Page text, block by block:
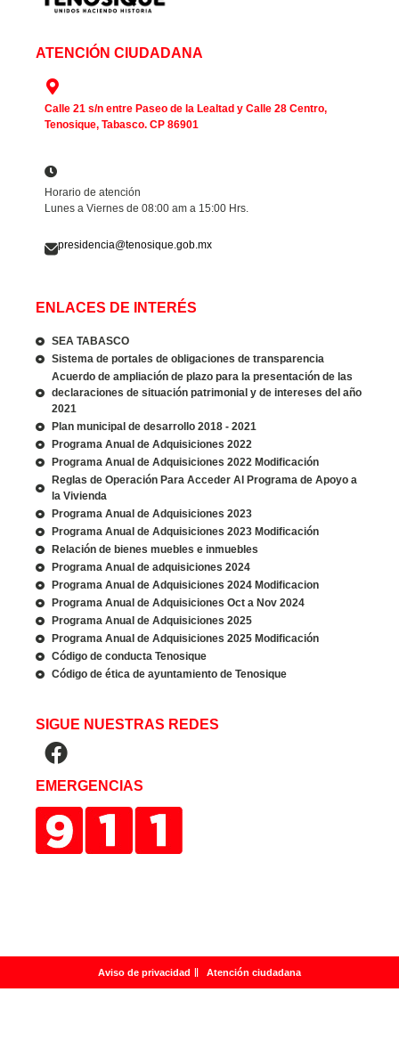
ATENCIÓN CIUDADANA
Calle 21 s/n entre Paseo de la Lealtad y Calle 28 Centro,
Tenosique, Tabasco. CP 86901
Horario de atención
Lunes a Viernes de 08:00 am a 15:00 Hrs.
presidencia@tenosique.gob.mx
ENLACES DE INTERÉS
SEA TABASCO
Sistema de portales de obligaciones de transparencia
Acuerdo de ampliación de plazo para la presentación de las
declaraciones de situación patrimonial y de intereses del año
2021
Plan municipal de desarrollo 2018 - 2021
Programa Anual de Adquisiciones 2022
Programa Anual de Adquisiciones 2022 Modificación
Reglas de Operación Para Acceder Al Programa de Apoyo a
la Vivienda
Programa Anual de Adquisiciones 2023
Programa Anual de Adquisiciones 2023 Modificación
Relación de bienes muebles e inmuebles
Programa Anual de adquisiciones 2024
Programa Anual de Adquisiciones 2024 Modificacion
Programa Anual de Adquisiciones Oct a Nov 2024
Programa Anual de Adquisiciones 2025
Programa Anual de Adquisiciones 2025 Modificación
Código de conducta Tenosique
Código de ética de ayuntamiento de Tenosique
SIGUE NUESTRAS REDES
EMERGENCIAS
Aviso de privacidad Atención ciudadana